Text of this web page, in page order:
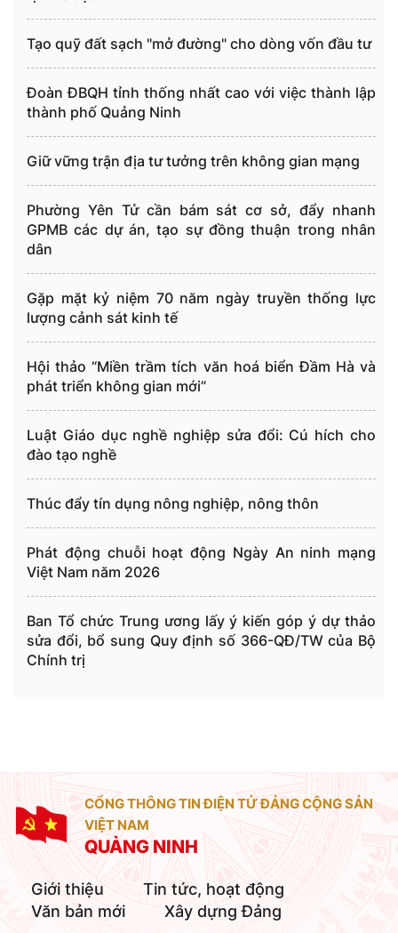
Tạo quỹ đất sạch "mở đường" cho dòng vốn đầu tư
Đoàn ĐBQH tỉnh thống nhất cao với việc thành lập
thành phố Quảng Ninh
Giữ vững trận địa tư tưởng trên không gian mạng
Phường Yên Tử cần bám sát cơ sở, đẩy nhanh
GPMB các dự án, tạo sự đồng thuận trong nhân
dân
Gặp mặt kỷ niệm 70 năm ngày truyền thống lực
lượng cảnh sát kinh tế
Hội thảo “Miền trầm tích văn hoá biển Đầm Hà và
phát triển không gian mới”
Luật Giáo dục nghề nghiệp sửa đổi: Cú hích cho
đào tạo nghề
Thúc đẩy tín dụng nông nghiệp, nông thôn
Phát động chuỗi hoạt động Ngày An ninh mạng
Việt Nam năm 2026
Ban Tổ chức Trung ương lấy ý kiến góp ý dự thảo
sửa đổi, bổ sung Quy định số 366-QĐ/TW của Bộ
Chính trị
CỔNG THÔNG TIN ĐIỆN TỬ ĐẢNG CỘNG SẢN
VIỆT NAM
QUẢNG NINH
Giới thiệu
Tin tức, hoạt động
Văn bản mới
Xây dựng Đảng